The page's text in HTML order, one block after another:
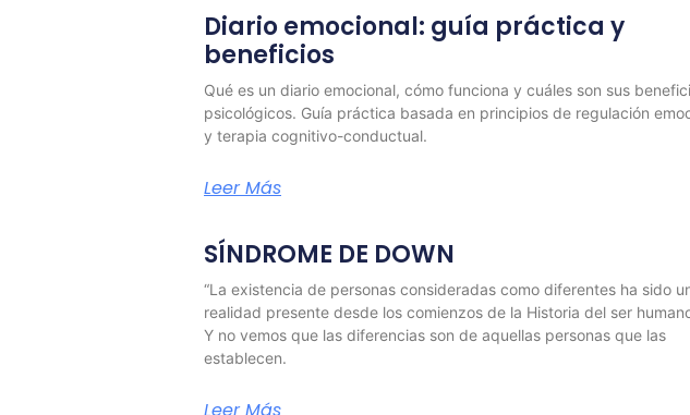
Diario emocional: guía práctica y
beneficios
Qué es un diario emocional, cómo funciona y cuáles son sus
psicológicos. Guía práctica basada en principios de regulación
y terapia cognitivo-conductual.
Leer Más
SÍNDROME DE DOWN
“La existencia de personas consideradas como diferentes ha sido
realidad presente desde los comienzos de la Historia del ser
Y no vemos que las diferencias son de aquellas personas que las
establecen.